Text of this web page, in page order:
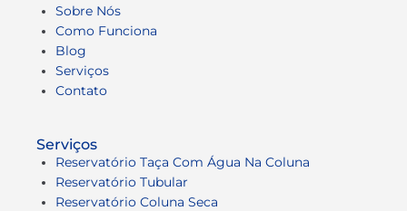
Sobre Nós
Como Funciona
Blog
Serviços
Contato
Serviços
Reservatório Taça Com Água Na Coluna
Reservatório Tubular
Reservatório Coluna Seca